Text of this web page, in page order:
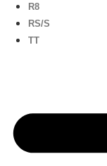
R8
RS/S
TT